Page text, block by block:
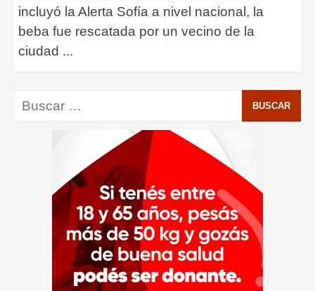
incluyó la Alerta Sofía a nivel nacional, la
beba fue rescatada por un vecino de la
ciudad ...
Buscar: